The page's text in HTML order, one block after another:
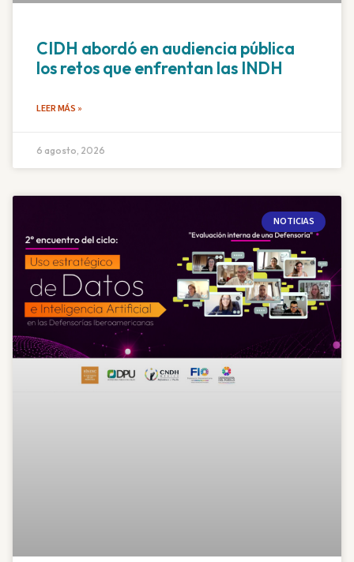
CIDH abordó en audiencia pública
los retos que enfrentan las INDH
LEER MÁS »
6 agosto, 2026
NOTICIAS